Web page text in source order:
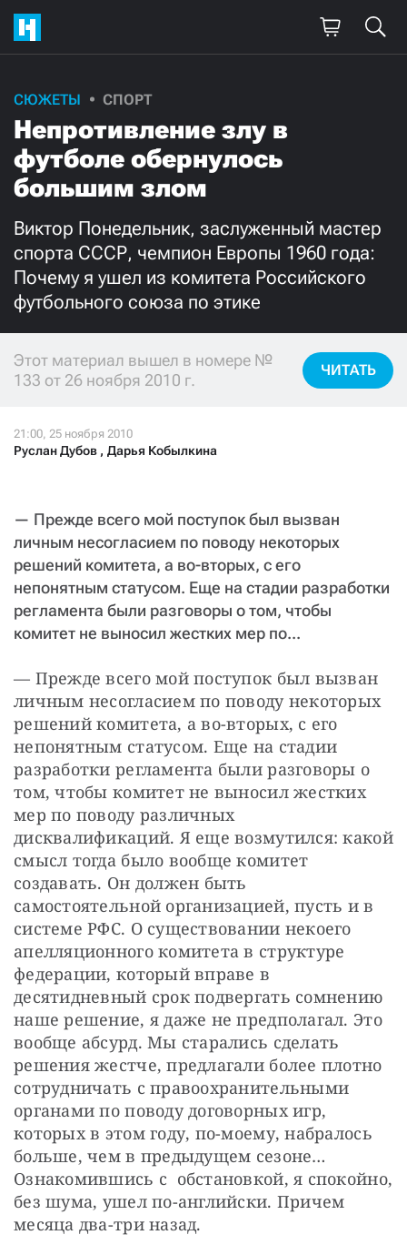
СЮЖЕТЫ СПОРТ
Непротивление злу в
футболе обернулось
большим злом
Виктор Понедельник, заслуженный мастер
спорта CCCР, чемпион Европы 1960 года:
Почему я ушел из комитета Российского
футбольного союза по этике
Этот материал вышел в номере №
133 от 26 ноября 2010 г.
ЧИТАТЬ
Руслан Дубов , Дарья Кобылкина
— Прежде всего мой поступок был вызван
личным несогласием по поводу некоторых
решений комитета, а во-вторых, с его
непонятным статусом. Еще на стадии разработки
регламента были разговоры о том, чтобы
комитет не выносил жестких мер по...
— Прежде всего мой поступок был вызван
личным несогласием по поводу некоторых
решений комитета, а во-вторых, с его
непонятным статусом. Еще на стадии
разработки регламента были разговоры о
том, чтобы комитет не выносил жестких
мер по поводу различных
дисквалификаций. Я еще возмутился: какой
смысл тогда было вообще комитет
создавать. Он должен быть
самостоятельной организацией, пусть и в
системе РФС. О существовании некоего
апелляционного комитета в структуре
федерации, который вправе в
десятидневный срок подвергать сомнению
наше решение, я даже не предполагал. Это
вообще абсурд. Мы старались сделать
решения жестче, предлагали более плотно
сотрудничать с правоохранительными
органами по поводу договорных игр,
которых в этом году, по-моему, набралось
больше, чем в предыдущем сезоне…
Ознакомившись с  обстановкой, я спокойно,
без шума, ушел по-английски. Причем
месяца два-три назад.
Поддержите
нашу работу!
Ежемесячно Разово
3000 1000
500 300
Нажимая кнопку «Стать соучастником»,
условия и подтверждаю свое гражданство РФ
ПОДЕЛИТЬСЯ С ДРУЗЬЯМИ